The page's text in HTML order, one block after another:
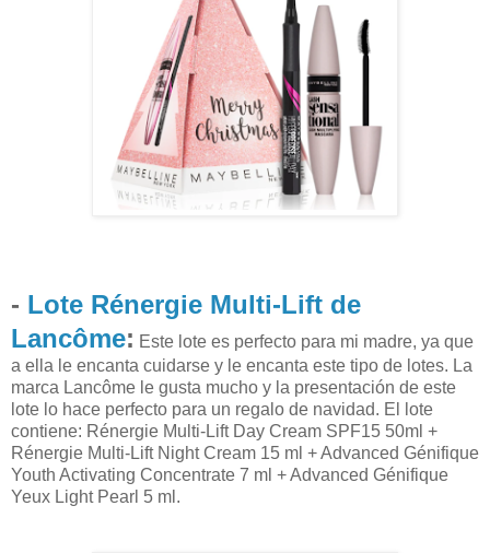
- Lote Rénergie Multi-Lift de
Lancôme: Este lote es perfecto para mi madre, ya que
a ella le encanta cuidarse y le encanta este tipo de lotes. La
marca Lancôme le gusta mucho y la presentación de este
lote lo hace perfecto para un regalo de navidad. El lote
contiene: Rénergie Multi-Lift Day Cream SPF15 50ml +
Rénergie Multi-Lift Night Cream 15 ml + Advanced Génifique
Youth Activating Concentrate 7 ml + Advanced Génifique
Yeux Light Pearl 5 ml.